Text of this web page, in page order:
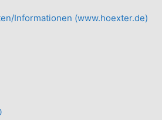
Informationen (www.hoexter.de)